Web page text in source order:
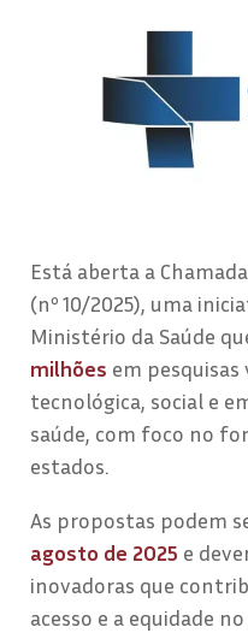
Está aberta a
(nº 10/2025), uma
Ministério da Saúde
milhões em
tecnológica, social e
saúde, com foco no
estados.
As propostas podem
agosto de 2025 e
inovadoras que
acesso e a equidade